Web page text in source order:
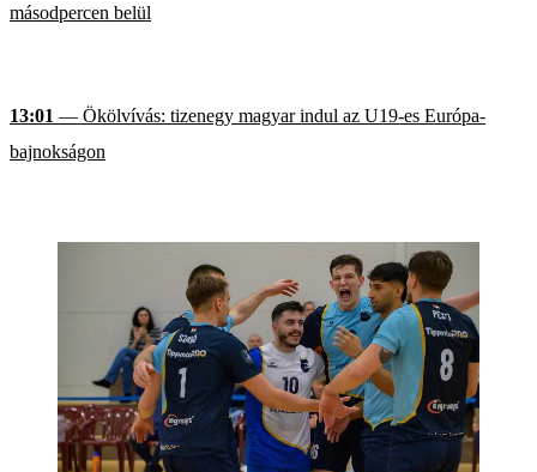
másodpercen belül
13:01 — Ökölvívás: tizenegy magyar indul az U19-es Európa-
bajnokságon